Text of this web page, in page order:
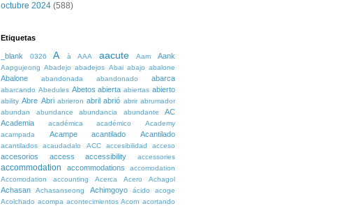
octubre 2024 (588)
Etiquetas
_blank 0326 A à AAA aacute Aam Aank
Aapgujeong Abadejo abadejos Abai abajo abalone
Abalone abandonada abandonado abarca
abarcando Abedules Abetos abierta abiertas abierto
ability Abre Abri abrieron abril abrió abrir abrumador
abundan
abundance abundancia abundante
AC
Academia
académica académico
Academy
acampada
Acampe acantilado Acantilado
acantilados acaudadalo ACC accesibilidad acceso
accesorios access accessibility accessories
accommodation accommodations
accomodation
Accomodation
accounting Acerca Acero Achagol
Achasan Achasanseong Achimgoyo ácido
acoge
Acolchado acompa acontecimientos Acorn acortando